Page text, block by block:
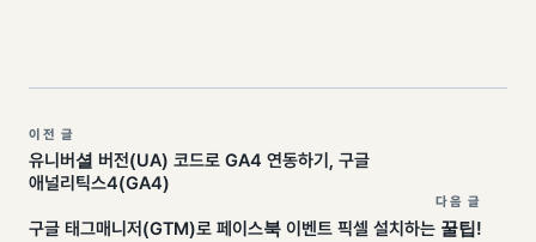
이전 글
유니버셜 버전(UA) 코드로 GA4 연동하기, 구글
애널리틱스4(GA4)
다음 글
구글 태그매니저(GTM)로 페이스북 이벤트 픽셀 설치하는 꿀팁!